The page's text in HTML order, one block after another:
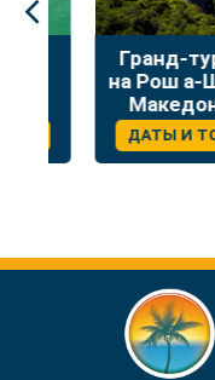
Гранд-тур
на Рош а-
ДАТЫ И